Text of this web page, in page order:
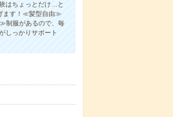
はちょっとだけ…と
ます！≪髪型自由≫
制服があるので、毎
しっかりサポート